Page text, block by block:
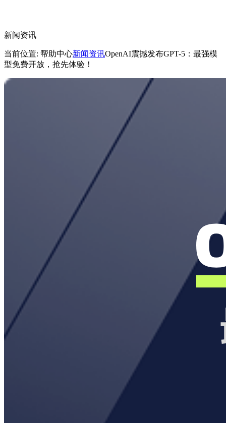
新闻资讯
当前位置: 帮助中心新闻资讯OpenAI震撼发布GPT-5：最强模
型免费开放，抢先体验！